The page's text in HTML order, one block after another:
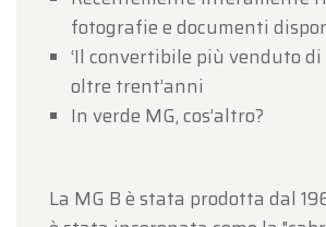
fotografie e documenti
‘Il convertibile più venduto di
oltre trent’anni
In verde MG, cos’altro?
La MG B è stata prodotta dal